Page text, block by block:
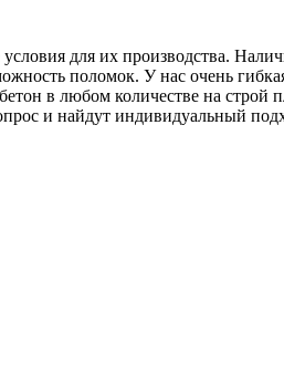
для их производства.
поломок. У нас очень
в любом количестве на строй
и найдут индивидуальный